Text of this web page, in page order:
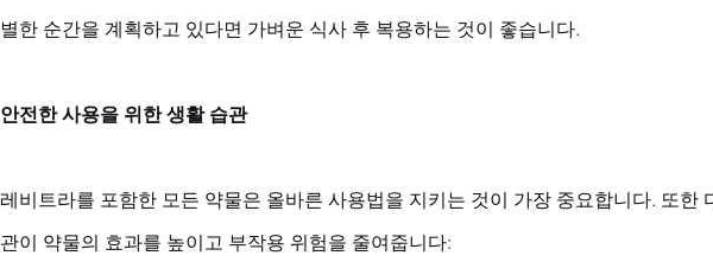
별한 순간을 계획하고 있다면 가벼운 식사 후 복용하는 것이 좋습니다.
안전한 사용을 위한 생활 습관
레비트라를 포함한 모든 약물은 올바른 사용법을 지키는 것이 가장 중요합니다. 또한
관이 약물의 효과를 높이고 부작용 위험을 줄여줍니다: